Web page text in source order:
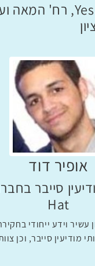
אופיר דוד
Hat
עשיר וידע ייחודי
מודיעין סייבר, וכן